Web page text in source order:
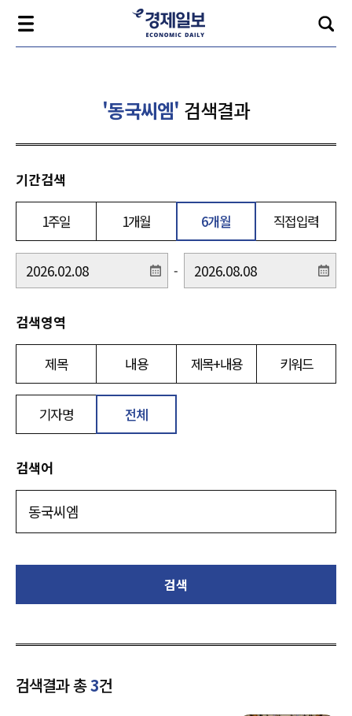
'동국씨엠' 검색결과
기간검색
1주일 1개월 6개월 직접입력
-
검색영역
제목 내용 제목+내용 키워드
기자명 전체
검색어
검색
검색결과 총3건